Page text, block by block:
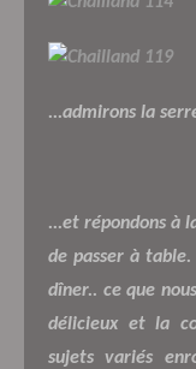
...admirons la
...et répondons à
de passer à
dîner.. ce que
délicieux et la
sujets variés